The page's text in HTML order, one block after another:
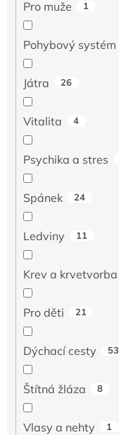
Pro muže 1
Pohybový systém
Játra 26
Vitalita 4
Psychika a stres
Spánek 24
Ledviny 11
Krev a krvetvorba
Pro děti 21
Dýchací cesty 53
Štítná žláza 8
Vlasy a nehty 1